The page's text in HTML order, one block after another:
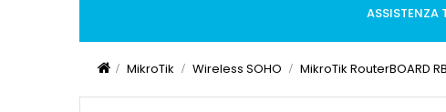
ASSISTENZA
MikroTik Wireless SOHO MikroTik RouterBOARD